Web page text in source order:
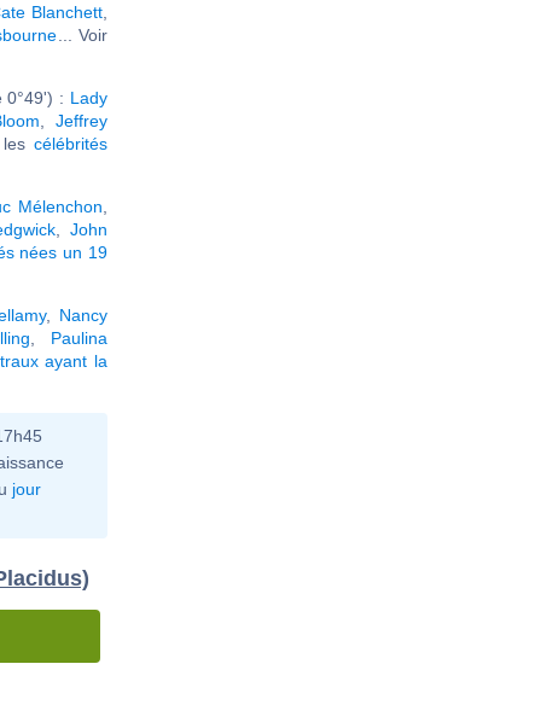
Blanchett
... Voir
0°49') : Lady
,Jeffrey
lescélébrités
Mélenchon
,John
nées un 19
, Nancy
Paulina
ayant la
jour